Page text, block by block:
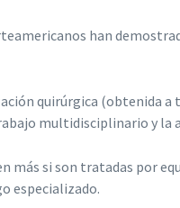
han
quirúrgica (obtenida
multidisciplinario y la
más si son tratadas por
especializado.